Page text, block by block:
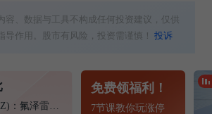
容、数据与工具不构成任何投资建议，仅供
导作用。股市有风险，投资需谨慎！投诉
普洛药业(000739.SZ)：氟泽雷塞获得化学原料药上市申请批准通知书
免费领福利！
7节课教你玩涨停